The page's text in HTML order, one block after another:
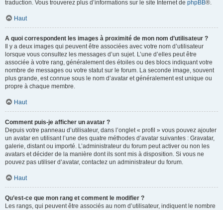
traduction. Vous trouverez plus d’informations sur le site Internet de phpBB®.
Haut
A quoi correspondent les images à proximité de mon nom d’utilisateur ?
Il y a deux images qui peuvent être associées avec votre nom d’utilisateur
lorsque vous consultez les messages d’un sujet. L’une d’elles peut être
associée à votre rang, généralement des étoiles ou des blocs indiquant votre
nombre de messages ou votre statut sur le forum. La seconde image, souvent
plus grande, est connue sous le nom d’avatar et généralement est unique ou
propre à chaque membre.
Haut
Comment puis-je afficher un avatar ?
Depuis votre panneau d’utilisateur, dans l’onglet « profil » vous pouvez ajouter
un avatar en utilisant l’une des quatre méthodes d’avatar suivantes : Gravatar,
galerie, distant ou importé. L’administrateur du forum peut activer ou non les
avatars et décider de la manière dont ils sont mis à disposition. Si vous ne
pouvez pas utiliser d’avatar, contactez un administrateur du forum.
Haut
Qu’est-ce que mon rang et comment le modifier ?
Les rangs, qui peuvent être associés au nom d’utilisateur, indiquent le nombre